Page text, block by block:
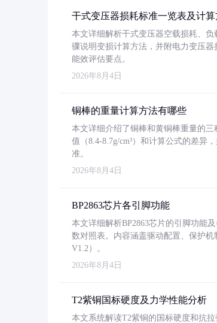
干式变压器损耗标准一览表及计
本文详细解析干式变压器空载损耗、负
骤说明变损计算方法，并附电力变压器
能效评估要点。
2026年8月4日
铜棒的重量计算方法有哪些
本文详细介绍了铜棒和黄铜棒重量的
值（8.4-8.7g/cm³）和计算公式的差异
准。
2026年8月4日
BP2863芯片各引脚功能
本文详细解析BP2863芯片的引脚功能
数对照表。内容涵盖驱动配置、保护
V1.2）。
2026年8月4日
T2紫铜国标硬度及力学性能分析
本文系统解读T2紫铜的国标硬度和抗